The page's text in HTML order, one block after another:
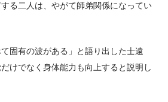
る二人は、やがて師弟関係になってい
て固有の波がある」と語り出した士遠
けでなく身体能力も向上すると説明し